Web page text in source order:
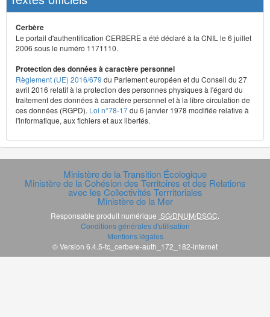
Cerbère
Le portail d'authentification CERBERE a été déclaré à la CNIL le 6 juillet
2006 sous le numéro 1171110.
Protection des données à caractère personnel
Règlement (UE) 2016/679 du Parlement européen et du Conseil du 27
avril 2016 relatif à la protection des personnes physiques à l'égard du
traitement des données à caractère personnel et à la libre circulation de
ces données (RGPD). Loi n°78-17du 6 janvier 1978 modifiée relative à
l'informatique, aux fichiers et aux libertés.
Ministère de la Transition Écologique
Ministère de la Cohésion des Territoires et des Relations
avec les Collectivités Terrritoriales
Ministère de la Mer
Responsable produit numérique SG/DNUM/DSGC
Conditions générales d'utilisation
Mentions légales
© Version 6.4.5-tc_cerbere-auth_172_182-internet